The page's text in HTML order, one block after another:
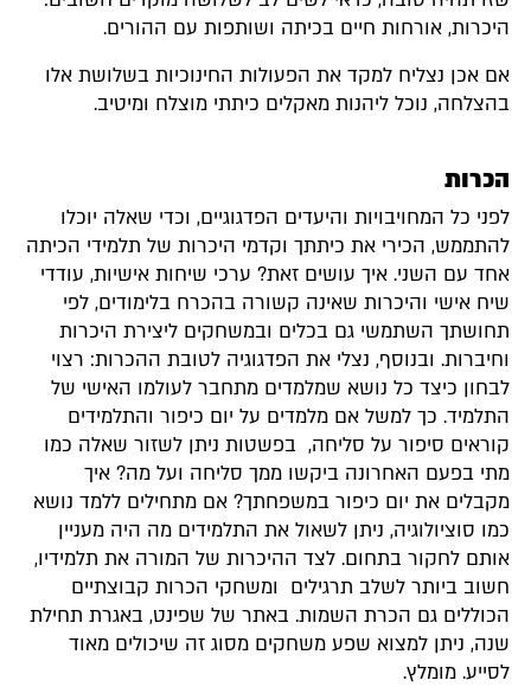
היכרות, אורחות חיים בכיתה ושותפות עם ההורים.
אם אכן נצליח למקד את הפעולות החינוכיות בשלושת אלו
בהצלחה, נוכל ליהנות מאקלים כיתתי מוצלח ומיטיב.
הכרות
לפני כל המחויבויות והיעדים הפדגוגיים, וכדי שאלה יוכלו
להתממש, הכירי את כיתתך וקדמי היכרות של תלמידי הכיתה
אחד עם השני. איך עושים זאת? ערכי שיחות אישיות, עודדי
שיח אישי והיכרות שאינה קשורה בהכרח בלימודים, לפי
תחושתך השתמשי גם בכלים ובמשחקים ליצירת היכרות
וחיברות. ובנוסף, נצלי את הפדגוגיה לטובת ההכרות: רצוי
לבחון כיצד כל נושא שמלמדים מתחבר לעולמו האישי של
התלמיד. כך למשל אם מלמדים על יום כיפור והתלמידים
קוראים סיפור על סליחה, בפשטות ניתן לשזור שאלה כמו
מתי בפעם האחרונה ביקשו ממך סליחה ועל מה? איך
מקבלים את יום כיפור במשפחתך? אם מתחילים ללמד נושא
כמו סוציולוגיה, ניתן לשאול את התלמידים מה היה מעניין
אותם לחקור בתחום. לצד ההיכרות של המורה את תלמידיו,
חשוב ביותר לשלב תרגילים ומשחקי הכרות קבוצתיים
הכוללים גם הכרת השמות. באתר של שפינט, באגרת תחילת
שנה, ניתן למצוא שפע משחקים מסוג זה שיכולים מאוד
לסייע. מומלץ.